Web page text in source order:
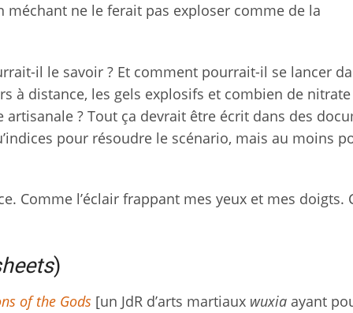
méchant ne le ferait pas exploser comme de la
il le savoir ? Et comment pourrait-il se lancer
à distance, les gels explosifs et combien de nitrate
? Tout ça devrait être écrit dans des
pour résoudre le scénario, mais au moins
Comme l’éclair frappant mes yeux et mes doigts.
)
of the Gods [un JdR d’arts martiaux wuxia ayant